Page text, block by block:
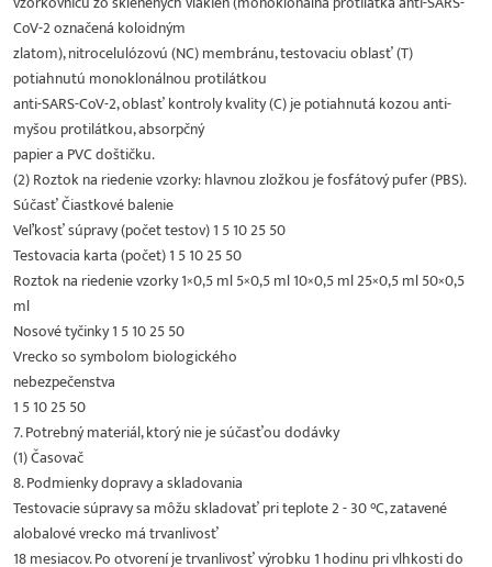
CoV-2 označená koloidným
zlatom), nitrocelulózovú (NC) membránu, testovaciu oblasť (T)
potiahnutú monoklonálnou protilátkou
anti-SARS-CoV-2, oblasť kontroly kvality (C) je potiahnutá kozou anti-
myšou protilátkou, absorpčný
papier a PVC doštičku.
(2) Roztok na riedenie vzorky: hlavnou zložkou je fosfátový pufer (PBS).
Súčasť Čiastkové balenie
Veľkosť súpravy (počet testov) 1 5 10 25 50
Testovacia karta (počet) 1 5 10 25 50
Roztok na riedenie vzorky 1×0,5 ml 5×0,5 ml 10×0,5 ml 25×0,5 ml 50×0,5
ml
Nosové tyčinky 1 5 10 25 50
Vrecko so symbolom biologického
nebezpečenstva
1 5 10 25 50
7. Potrebný materiál, ktorý nie je súčasťou dodávky
(1) Časovač
8. Podmienky dopravy a skladovania
Testovacie súpravy sa môžu skladovať pri teplote 2 - 30 °C, zatavené
alobalové vrecko má trvanlivosť
18 mesiacov. Po otvorení je trvanlivosť výrobku 1 hodinu pri vlhkosti do